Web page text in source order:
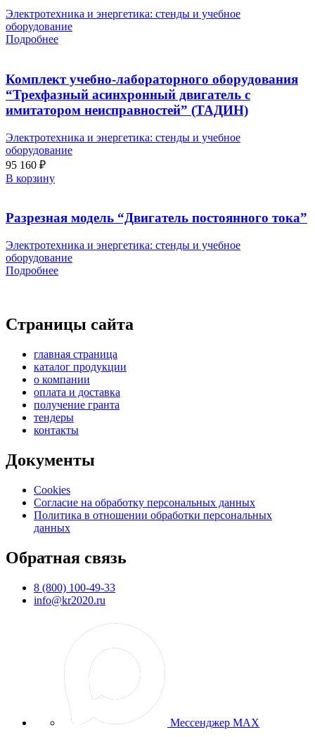
Электротехника и энергетика: стенды и учебное
оборудование
Подробнее
Комплект учебно-лабораторного оборудования
“Трехфазный асинхронный двигатель с
имитатором неисправностей” (ТАДИН)
Электротехника и энергетика: стенды и учебное
оборудование
95 160 ₽
В корзину
Разрезная модель “Двигатель постоянного тока”
Электротехника и энергетика: стенды и учебное
оборудование
Подробнее
Страницы сайта
главная страница
каталог продукции
о компании
оплата и доставка
получение гранта
тендеры
контакты
Документы
Cookies
Согласие на обработку персональных данных
Политика в отношении обработки персональных
данных
Обратная связь
8 (800) 100-49-33
info@kr2020.ru
Мессенджер MAX